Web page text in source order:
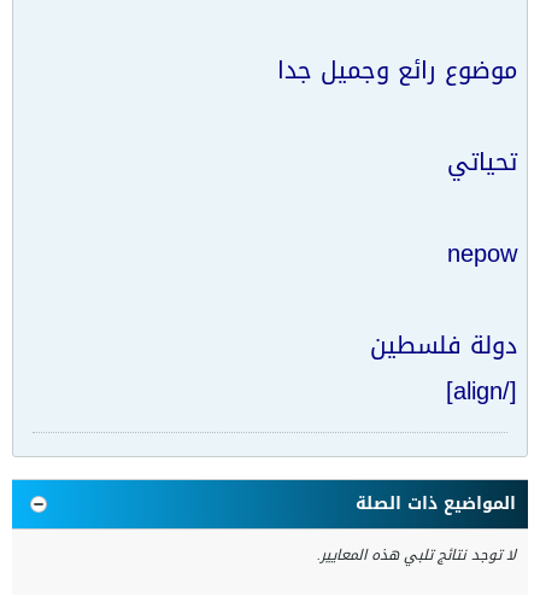
موضوع رائع وجميل جدا
تحياتي
nepow
دولة فلسطين
[/align]
المواضيع ذات الصلة
لا توجد نتائج تلبي هذه المعايير.